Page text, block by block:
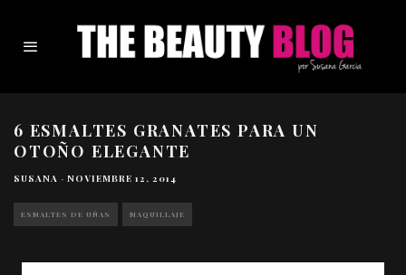
6 ESMALTES GRANATES PARA UN
OTOÑO ELEGANTE
SUSANA · NOVIEMBRE 12, 2014
ESMALTES DE UÑAS MAQUILLAJE